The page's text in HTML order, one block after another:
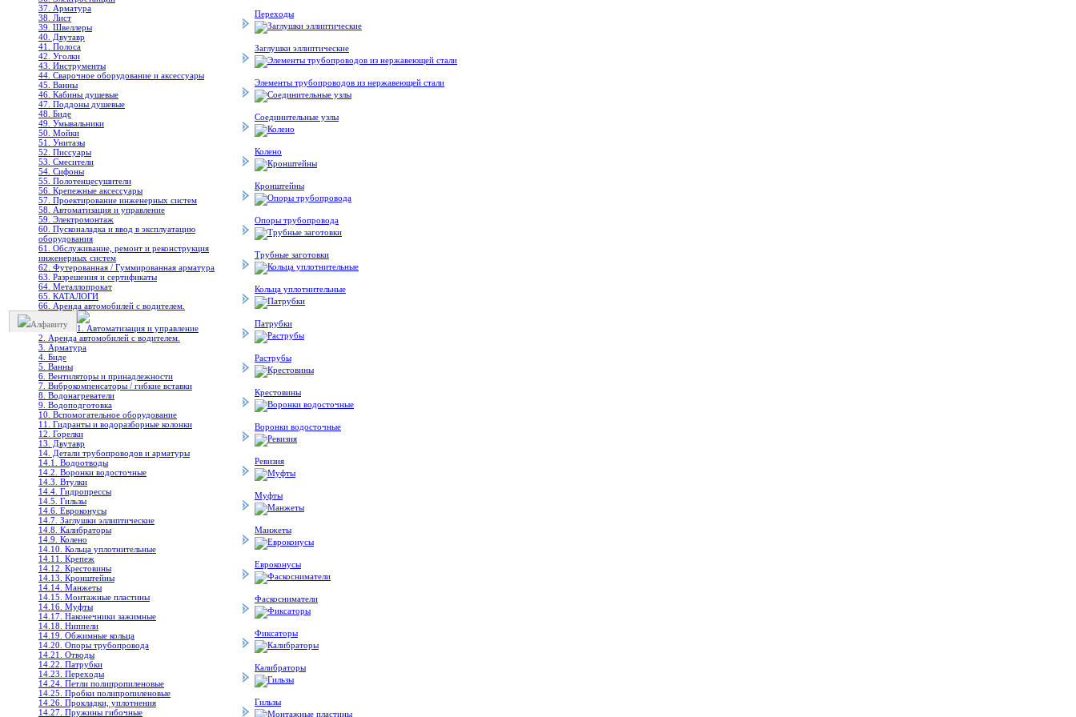
37. Арматура
38. Лист
39. Швеллеры
40. Двутавр
41. Полоса
42. Уголки
43. Инструменты
44. Сварочное оборудование и аксессуары
45. Ванны
46. Кабины душевые
47. Поддоны душевые
48. Биде
49. Умывальники
50. Мойки
51. Унитазы
52. Писсуары
53. Смесители
54. Сифоны
55. Полотенцесушители
56. Крепежные аксессуары
57. Проектирование инженерных систем
58. Автоматизация и управление
59. Электромонтаж
60. Пусконаладка и ввод в эксплуатацию
оборудования
61. Обслуживание, ремонт и реконструкция
инженерных систем
62. Футерованная / Гуммированная арматура
63. Разрешения и сертификаты
64. Металлопрокат
65. КАТАЛОГИ
66. Аренда автомобилей с водителем.
Алфавиту
1. Автоматизация и управление
2. Аренда автомобилей с водителем.
3. Арматура
4. Биде
5. Ванны
6. Вентиляторы и принадлежности
7. Виброкомпенсаторы / гибкие вставки
8. Водонагреватели
9. Водоподготовка
10. Вспомогательное оборудование
11. Гидранты и водоразборные колонки
12. Горелки
13. Двутавр
14. Детали трубопроводов и арматуры
14.1. Водоотводы
14.2. Воронки водосточные
14.3. Втулки
14.4. Гидропрессы
14.5. Гильзы
14.6. Евроконусы
14.7. Заглушки эллиптические
14.8. Калибраторы
14.9. Колено
14.10. Кольца уплотнительные
14.11. Крепеж
14.12. Крестовины
14.13. Кронштейны
14.14. Манжеты
14.15. Монтажные пластины
14.16. Муфты
14.17. Наконечники зажимные
14.18. Ниппели
14.19. Обжимные кольца
14.20. Опоры трубопровода
14.21. Отводы
14.22. Патрубки
14.23. Переходы
14.24. Петли полипропиленовые
14.25. Пробки полипропиленовые
14.26. Прокладки, уплотнения
14.27. Пружины гибочные
Переходы
Заглушки эллиптические
Элементы трубопроводов из нержавеющей стали
Соединительные узлы
Колено
Кронштейны
Опоры трубопровода
Трубные заготовки
Кольца уплотнительные
Патрубки
Раструбы
Крестовины
Воронки водосточные
Ревизия
Муфты
Манжеты
Евроконусы
Фаскосниматели
Фиксаторы
Калибраторы
Гильзы